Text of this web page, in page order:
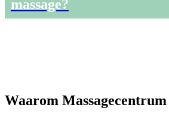
massage?
Waarom Massagecentrum